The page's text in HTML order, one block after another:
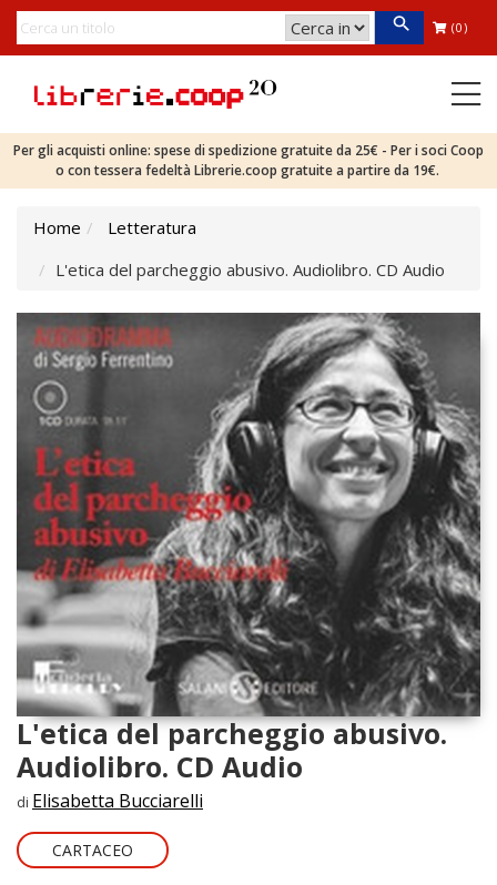
(0)
Per gli acquisti online: spese di spedizione gratuite da 25€ - Per i soci Coop
o con tessera fedeltà Librerie.coop gratuite a partire da 19€.
Home
Letteratura
L'etica del parcheggio abusivo. Audiolibro. CD Audio
L'etica del parcheggio abusivo.
Audiolibro. CD Audio
di Elisabetta Bucciarelli
CARTACEO